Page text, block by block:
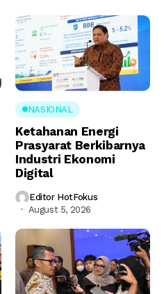
NASIONAL
Ketahanan Energi
Prasyarat Berkibarnya
Industri Ekonomi
Digital
Editor HotFokus
August 5, 2026